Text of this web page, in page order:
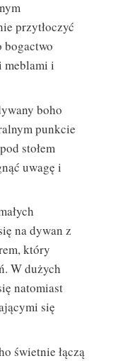
przytłoczyć
bogactwo
meblami i
boho
punkcie
stołem
uwagę i
na dywan z
który
W dużych
natomiast
się
świetnie łączą